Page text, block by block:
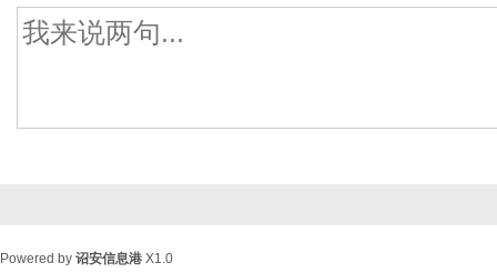
Powered by 诏安信息港 X1.0